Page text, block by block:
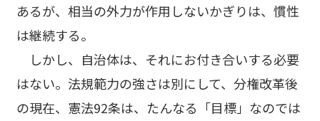
あるが、相当の外力が作用しないかぎりは、慣性
は継続する。
しかし、自治体は、それにお付き合いする必要
はない。法規範力の強さは別にして、分権改革後
の現在、憲法92条は、たんなる「目標」なのでは